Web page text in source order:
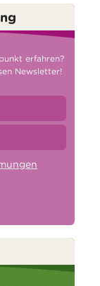
erfahren?
Newsletter!